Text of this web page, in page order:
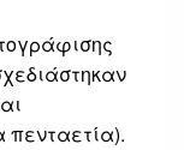
πενταετία).